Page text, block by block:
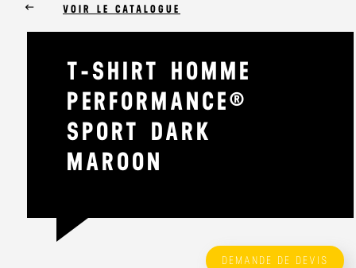
keyboard_backspace VOIR LE CATALOGUE
T-SHIRT HOMME
PERFORMANCE®
SPORT DARK
MAROON
DEMANDE DE DEVIS